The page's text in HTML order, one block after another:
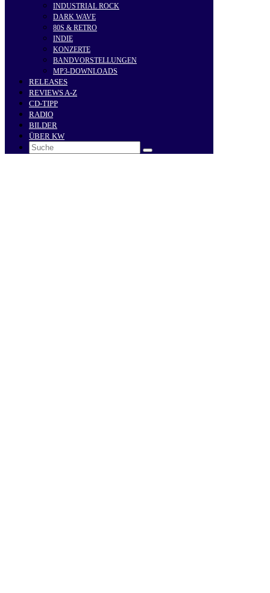
INDUSTRIAL ROCK
DARK WAVE
80S & RETRO
INDIE
KONZERTE
BANDVORSTELLUNGEN
MP3-DOWNLOADS
RELEASES
REVIEWS A-Z
CD-TIPP
RADIO
BILDER
ÜBER KW
Search